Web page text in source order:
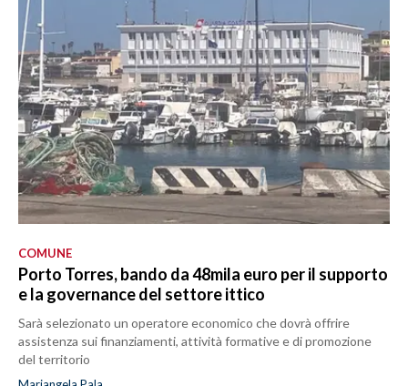
COMUNE
Porto Torres, bando da 48mila euro per il supporto
e la governance del settore ittico
Sarà selezionato un operatore economico che dovrà offrire
assistenza sui finanziamenti, attività formative e di promozione
del territorio